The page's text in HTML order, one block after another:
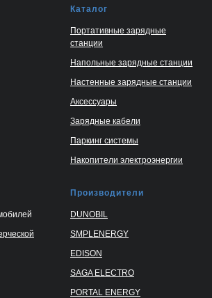
Каталог
Портативные зарядные
станции
Напольные зарядные станции
Настенные зарядные станции
Аксессуары
Зарядные кабели
Паркинг системы
Накопители электроэнергии
Производители
DUNOBIL
SMPLENERGY
EDISON
SAGA ELECTRO
PORTAL ENERGY